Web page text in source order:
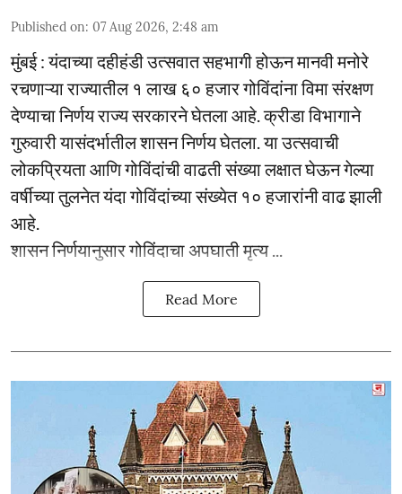
Published on: 07 Aug 2026, 2:48 am
मुंबई : यंदाच्या दहीहंडी उत्सवात सहभागी होऊन मानवी मनोरे
रचणाऱ्या राज्यातील १ लाख ६० हजार गोविंदांना विमा संरक्षण
देण्याचा निर्णय राज्य सरकारने घेतला आहे. क्रीडा विभागाने
गुरुवारी यासंदर्भातील शासन निर्णय घेतला. या उत्सवाची
लोकप्रियता आणि गोविंदांची वाढती संख्या लक्षात घेऊन गेल्या
वर्षीच्या तुलनेत यंदा गोविंदांच्या संख्येत १० हजारांनी वाढ झाली
आहे.
शासन निर्णयानुसार गोविंदाचा अपघाती मृत्य ...
Read More